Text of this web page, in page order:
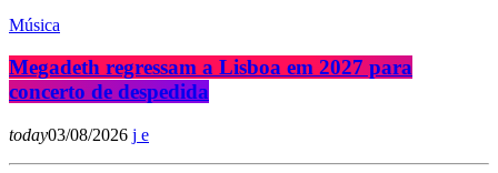
Música
Megadeth regressam a Lisboa em 2027 para
concerto de despedida
today03/08/2026